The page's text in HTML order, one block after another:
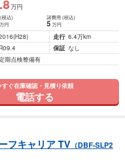
.8万円
(税込)
万円
諸費用 (税込)
5 万円
(H28) 走行 6.4万km
R09.4 保証 なし
期点検整備有
すぐ在庫確認・見積り依頼
電話する
フキャリア TV （DBF-SLP2